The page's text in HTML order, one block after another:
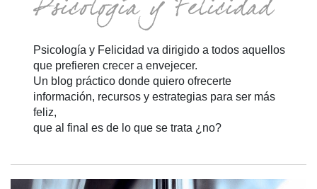
Psicología y Felicidad va dirigido a todos aquellos
que prefieren crecer a envejecer.
Un blog práctico donde quiero ofrecerte
información, recursos y estrategias para ser más
feliz,
que al final es de lo que se trata ¿no?